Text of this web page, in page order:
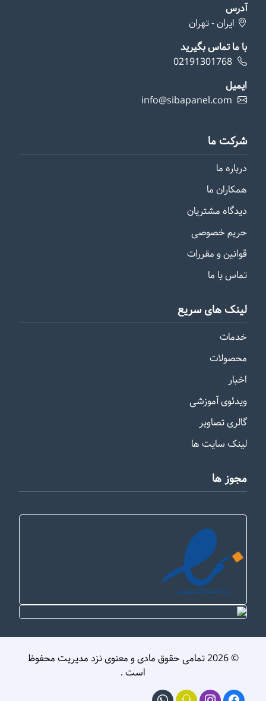
آدرس
ایران - تهران
با ما تماس بگیرید
02191301768
ایمیل
info@sibapanel.com
شرکت ما
درباره ما
همکاران ما
دیدگاه مشتریان
حریم خصوصی
قوانین و مقررات
تماس با ما
لینک های سریع
خدمات
محصولات
اخبار
ویدئوی آموزشی
گالری تصاویر
لینک سایت ها
مجوز ها
© 2026 تمامی حقوق مادی و معنوی نزد مدیریت محفوظ
است .